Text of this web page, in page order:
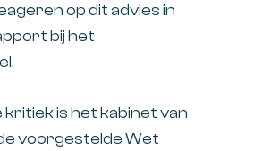
op dit advies in
bij het
kritiek is het kabinet van
voorgestelde Wet